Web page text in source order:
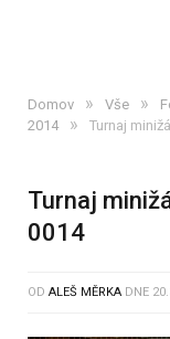
Domov » Vše »
2014
» Turnaj
Turnaj
0014
OD ALEŠ MĚRKA DNE